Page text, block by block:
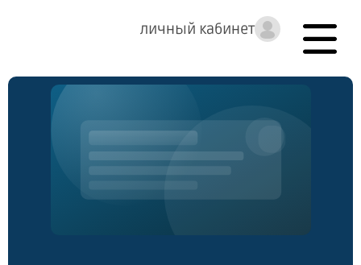
личный кабинет